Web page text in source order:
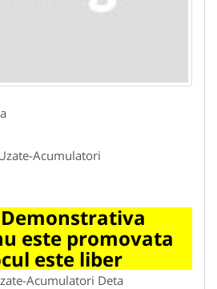
Acumulatori
este promovata
este liber
Acumulatori Deta